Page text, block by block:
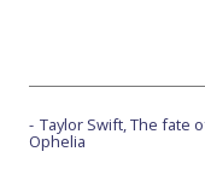
Taylor Swift, The fate
Ophelia